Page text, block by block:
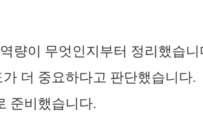
량이 무엇인지부터 정리했습니
가 더 중요하다고 판단했습니다.
준비했습니다.